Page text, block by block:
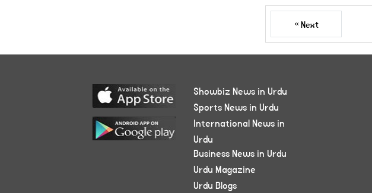
Next »
Showbiz News in Urdu
Sports News in Urdu
International News in
Urdu
Business News in Urdu
Urdu Magazine
Urdu Blogs